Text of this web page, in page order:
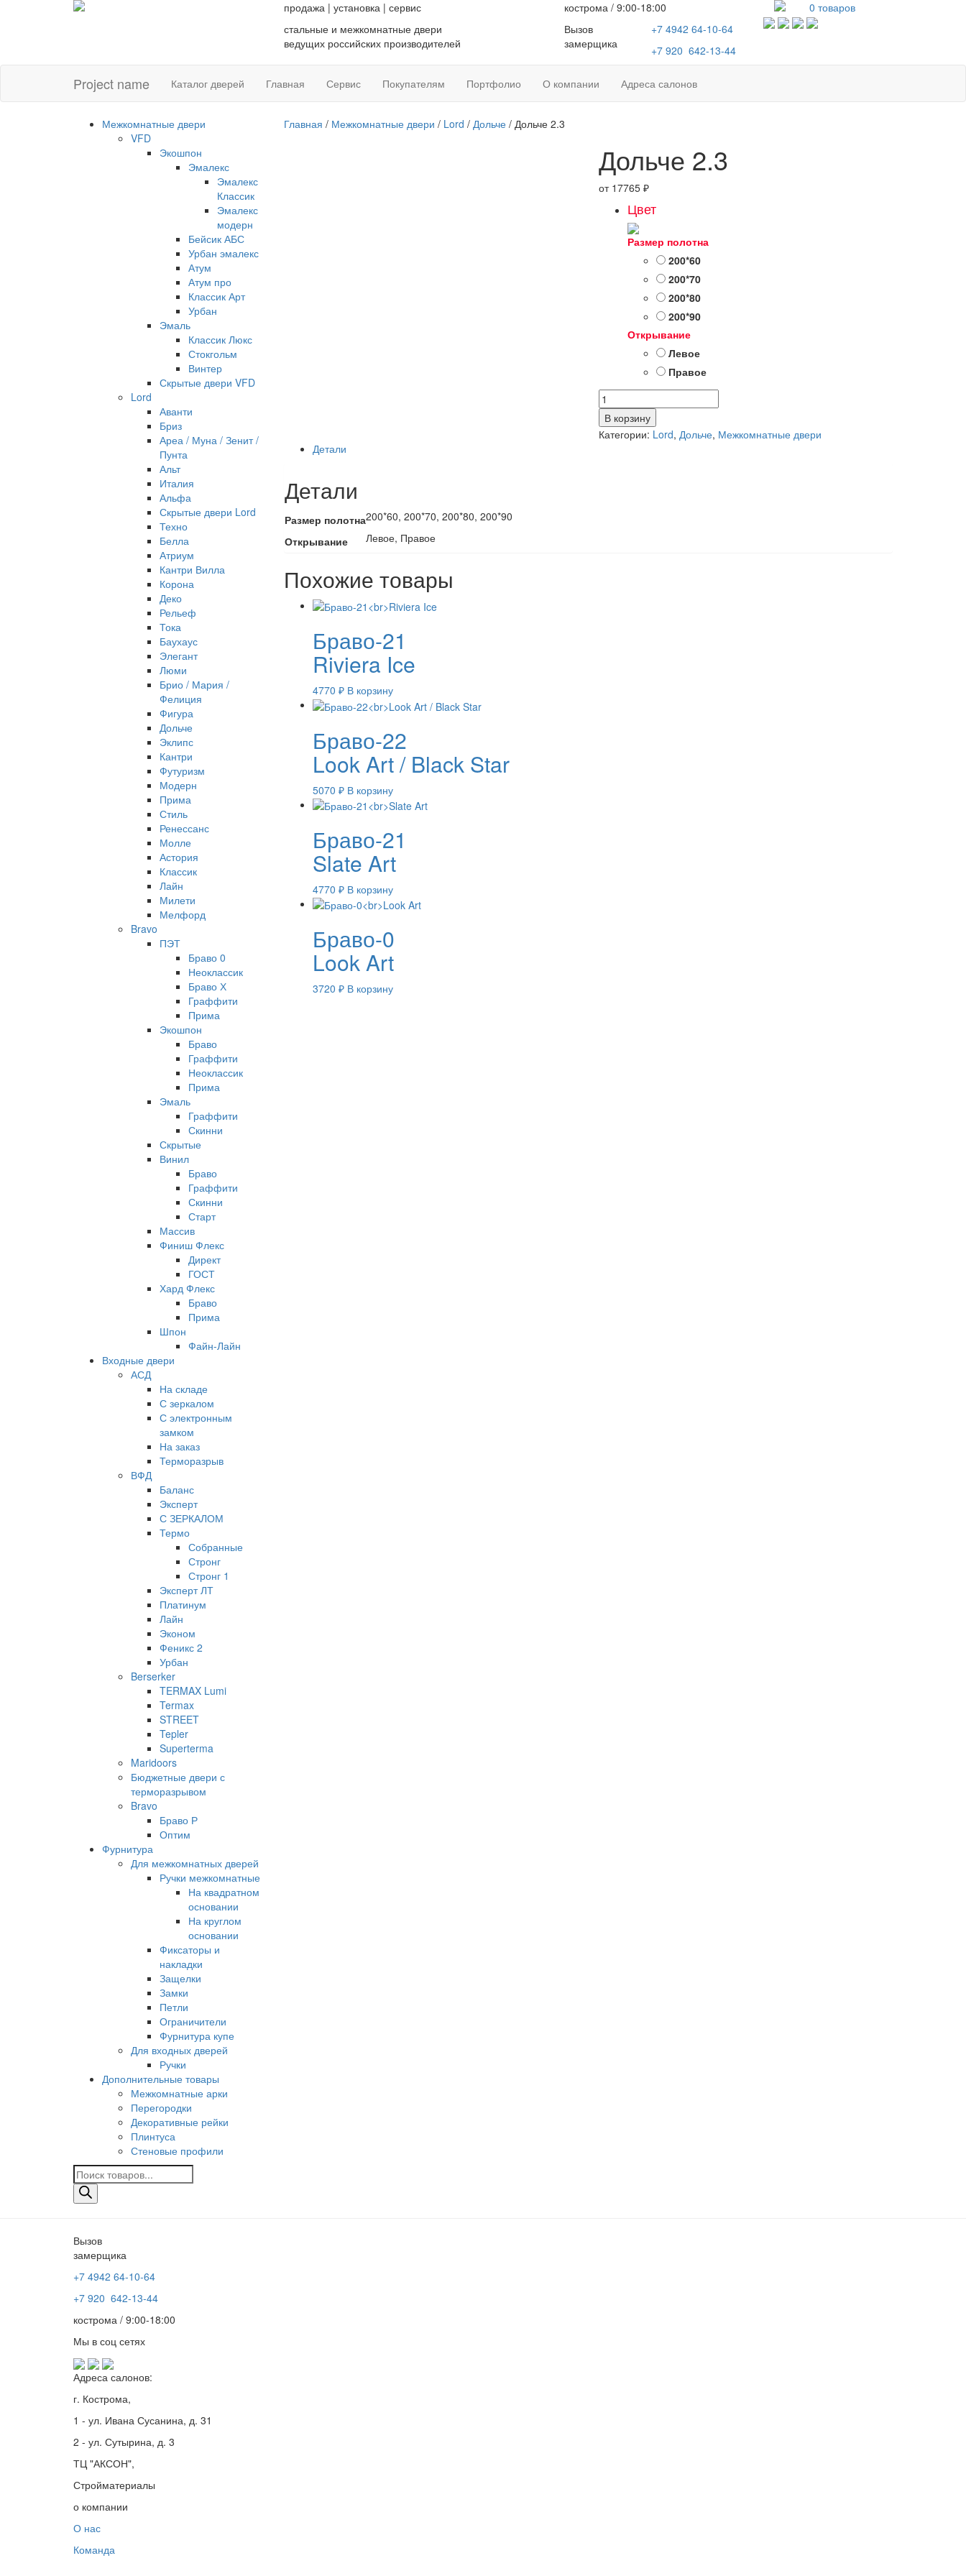
продажа | установка | сервис
стальные и межкомнатные двери
ведущих российских производителей
кострома / 9:00-18:00
Вызов
замерщика
+7 494264-10-64
+7920 642-13-44
0 товаров
Project name Каталог дверей Главная Сервис Покупателям Портфолио О компании Адреса салонов
Межкомнатные двери
VFD
Экошпон
Эмалекс
Эмалекс
Классик
Эмалекс
модерн
Бейсик АБС
Урбан эмалекс
Атум
Атум про
Классик Арт
Урбан
Эмаль
Классик Люкс
Стокгольм
Винтер
Скрытые двери VFD
Lord
Аванти
Бриз
Ареа / Муна / Зенит /
Пунта
Альт
Италия
Альфа
Скрытые двери Lord
Техно
Белла
Атриум
Кантри Вилла
Корона
Деко
Рельеф
Тока
Баухаус
Элегант
Люми
Брио / Мария /
Фелиция
Фигура
Дольче
Эклипс
Кантри
Футуризм
Модерн
Прима
Стиль
Ренессанс
Молле
Астория
Классик
Лайн
Милети
Мелфорд
Bravo
ПЭТ
Браво 0
Неоклассик
Браво Х
Граффити
Прима
Экошпон
Браво
Граффити
Неоклассик
Прима
Эмаль
Граффити
Скинни
Скрытые
Винил
Браво
Граффити
Скинни
Старт
Массив
Финиш Флекс
Директ
ГОСТ
Хард Флекс
Браво
Прима
Шпон
Файн-Лайн
Входные двери
АСД
На складе
С зеркалом
С электронным
замком
На заказ
Терморазрыв
ВФД
Баланс
Эксперт
С ЗЕРКАЛОМ
Термо
Собранные
Стронг
Стронг 1
Эксперт ЛТ
Платинум
Лайн
Эконом
Феникс 2
Урбан
Berserker
TERMAX Lumi
Termax
STREET
Tepler
Superterma
Maridoors
Бюджетные двери с
терморазрывом
Bravo
Браво Р
Оптим
Фурнитура
Для межкомнатных дверей
Ручки межкомнатные
На квадратном
основании
На круглом
основании
Фиксаторы и
накладки
Защелки
Замки
Петли
Ограничители
Фурнитура купе
Для входных дверей
Ручки
Дополнительные товары
Межкомнатные арки
Перегородки
Декоративные рейки
Плинтуса
Стеновые профили
Поиск
товаров
Главная / Межкомнатные двери / Lord / Дольче/ Дольче 2.3
Дольче 2.3
от 17765₽
Цвет
Размер полотна
200*60
200*70
200*80
200*90
Открывание
Левое
Правое
Количество
товара
Дольче
2.3
В корзину
Категории: Lord,Дольче, Межкомнатные двери
Детали
Детали
Размер полотна200*60, 200*70, 200*80, 200*90
Открывание
Левое, Правое
Похожие товары
Браво-21
Riviera Ice
4770 ₽ В корзину
Браво-22
Look Art / Black Star
5070 ₽ В корзину
Браво-21
Slate Art
4770 ₽ В корзину
Браво-0
Look Art
3720 ₽ В корзину
Вызов
замерщика
+7 4942 64-10-64
+7 920 642-13-44
кострома / 9:00-18:00
Мы в соц сетях
Адреса салонов:
г. Кострома,
1 - ул. Ивана Сусанина, д. 31
2 - ул. Сутырина, д. 3
ТЦ "АКСОН",
Стройматериалы
о компании
О нас
Команда